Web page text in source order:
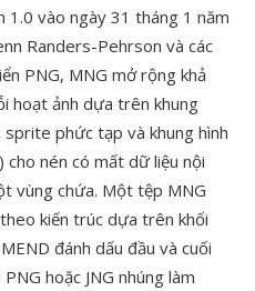
1.0 vào ngày 31 tháng 1 năm
Randers-Pehrson và các
PNG, MNG mở rộng khả
hoạt ảnh dựa trên khung
phức tạp và khung hình
cho nén có mất dữ liệu nội
vùng chứa. Một tệp MNG
kiến trúc dựa trên khối
đánh dấu đầu và cuối
hoặc JNG nhúng làm